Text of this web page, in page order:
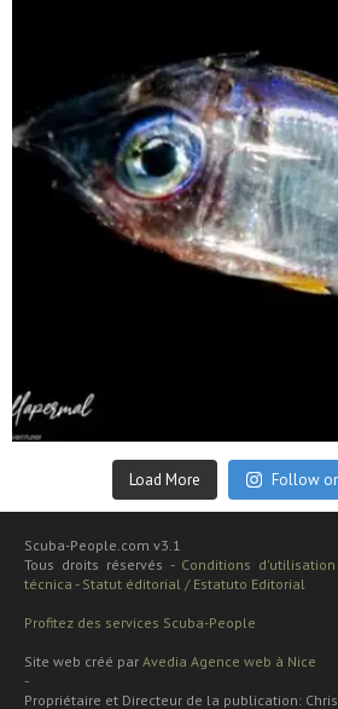
Sep 24
Load More Follow
Scuba-People.com v3.1
Tous droits réservés - Conditions d'utilisation
técnica - Statut éditorial / Estatuto Editorial
Profitez des services Scuba-People
Site web créé par Avedia Agence web à Nice
-
Propriétaire et Directeur de la publication: